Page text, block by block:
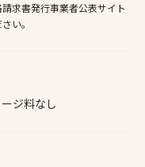
求書発行事業者公表サイト
い。
ジ料なし